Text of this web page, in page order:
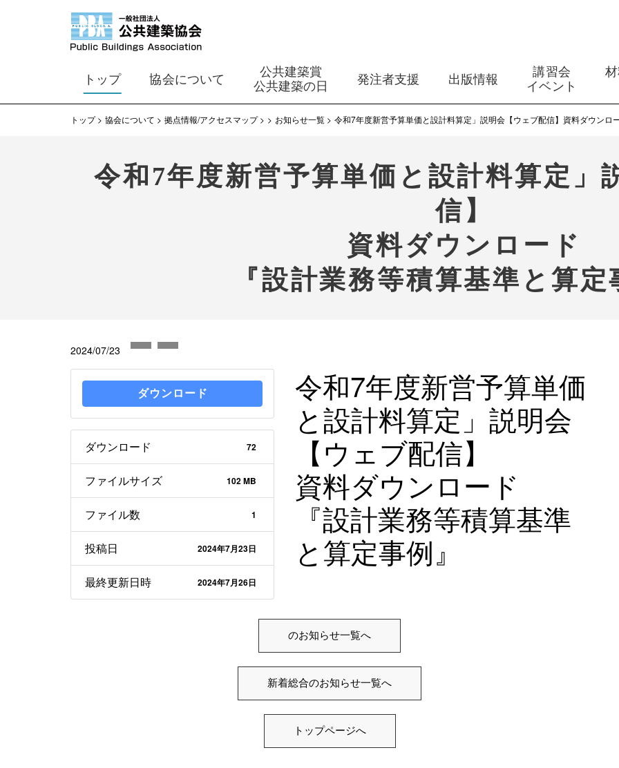
トップ 協会について
公共建築賞
公共建築の日
発注者支援 出版情報
講習会
イベント
トップ 協会について 拠点情報/アクセスマップ お知らせ一覧 令和7年度新営予算単価と設計料算定」説明会【ウェブ配信】資料ダウンロ
令和7年度新営予算単価と設計料算定」
信】
資料ダウンロード
『設計業務等積算基準と算定
2024/07/23
ダウンロード
ダウンロード 72
ファイルサイズ 102 MB
ファイル数 1
投稿日 2024年7月23日
最終更新日時 2024年7月26日
令和7年度新営予算単価
と設計料算定」説明会
【ウェブ配信】
資料ダウンロード
『設計業務等積算基準
と算定事例』
のお知らせ一覧へ
新着総合のお知らせ一覧へ
トップページへ